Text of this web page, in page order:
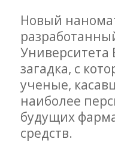
Новый
загадка, с
ученые,
наиболее
будущих
средств.